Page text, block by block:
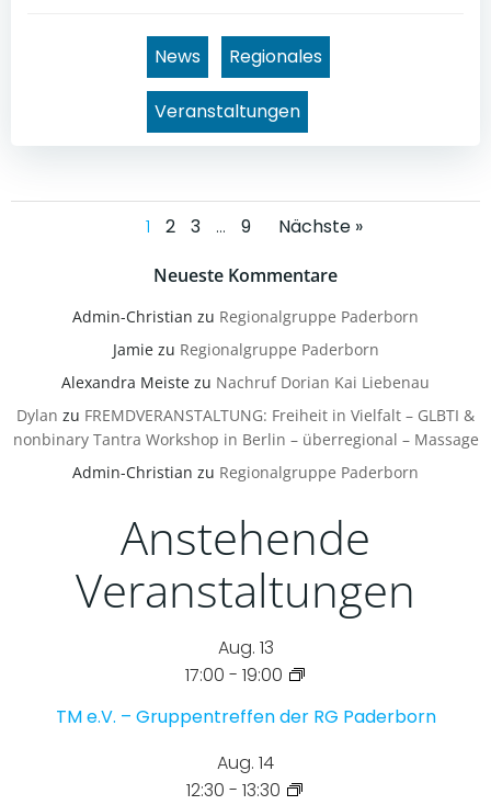
News Regionales
Veranstaltungen
Posts
navigation
Page
1 Page
2 Page
3 … Page
9
Posts
navigation
Nächste »
Neueste Kommentare
Admin-Christian zu Regionalgruppe Paderborn
Jamiezu Regionalgruppe Paderborn
Alexandra Meiste zu Nachruf Dorian Kai Liebenau
Dylan zu FREMDVERANSTALTUNG: Freiheit in Vielfalt – GLBTI &
nonbinary Tantra Workshop in Berlin – überregional – Massage
Admin-Christian zu Regionalgruppe Paderborn
Anstehende
Veranstaltungen
Aug. 13
17:00 - 19:00
TM e.V. – Gruppentreffen der RG Paderborn
Aug. 14
12:30 - 13:30